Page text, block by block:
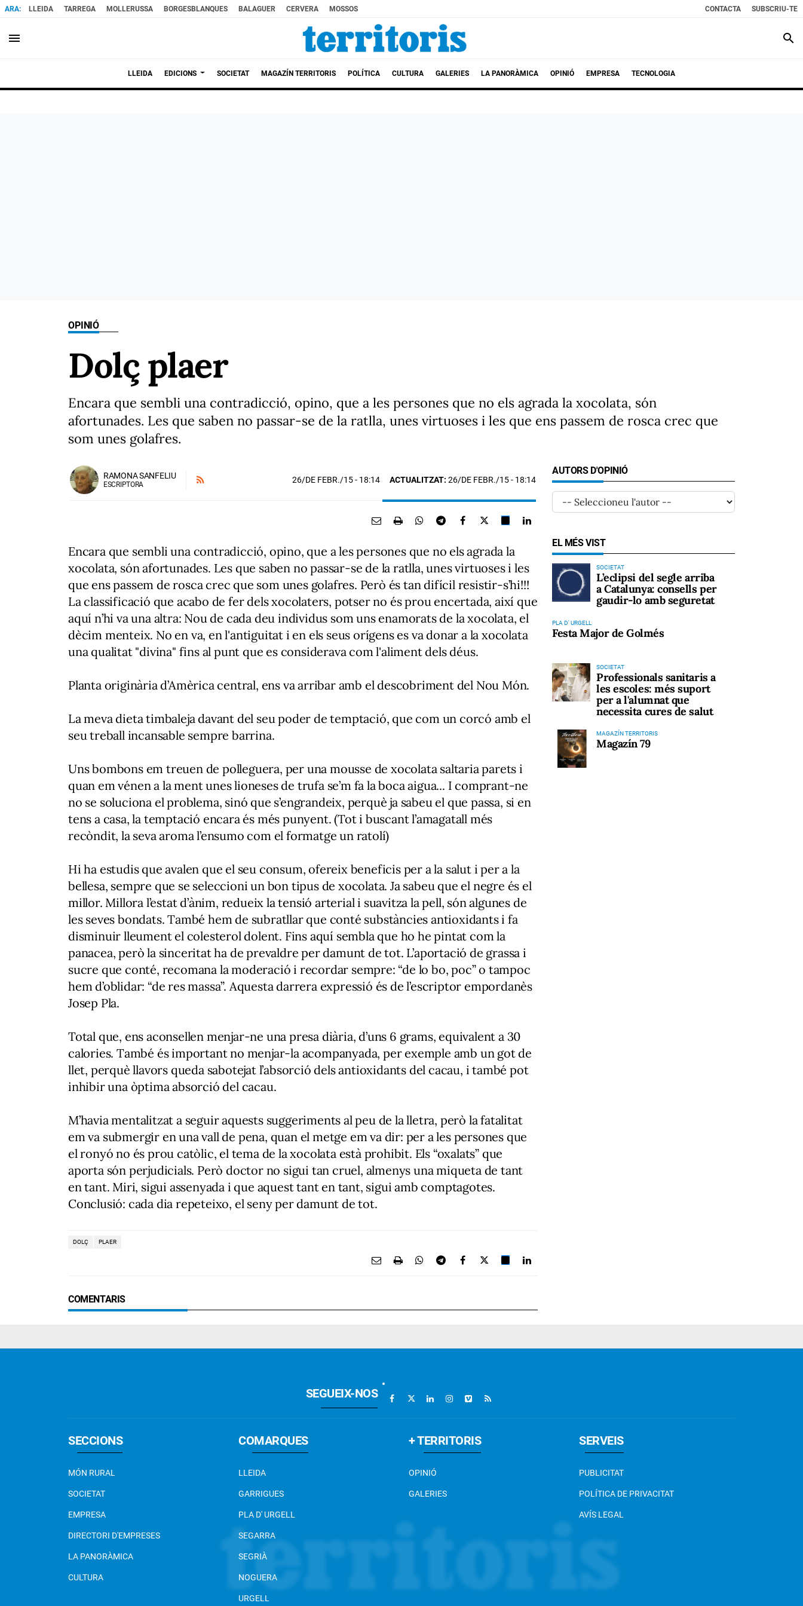
LLEIDA TARREGA MOLLERUSSA BORGESBLANQUES BALAGUER CERVERA MOSSOS CONTACTA SUBSCRIU-TE
menu search
LLEIDA EDICIONS SOCIETAT MAGAZÍN TERRITORIS POLÍTICA CULTURA GALERIES LA PANORÀMICA OPINIÓ EMPRESA TECNOLOGIA
OPINIÓ
Dolç plaer
Encara que sembli una contradicció, opino, que a les persones que no els agrada la xocolata, són
afortunades. Les que saben no passar-se de la ratlla, unes virtuoses i les que ens passem de rosca crec que
som unes golafres.
RAMONA SANFELIU
ESCRIPTORA
26/DE FEBR./15- 18:14 ACTUALITZAT: 26/DE FEBR./15 - 18:14
Encara que sembli una contradicció, opino, que a les persones que no els agrada la
xocolata, són afortunades. Les que saben no passar-se de la ratlla, unes virtuoses i les
que ens passem de rosca crec que som unes golafres. Però és tan difícil resistir-s’hi!!!
La classificació que acabo de fer dels xocolaters, potser no és prou encertada, així que
aquí n’hi va una altra: Nou de cada deu individus som uns enamorats de la xocolata, el
dècim menteix. No en va, en l'antiguitat i en els seus orígens es va donar a la xocolata
una qualitat "divina" fins al punt que es considerava com l'aliment dels déus.
Planta originària d’Amèrica central, ens va arribar amb el descobriment del Nou Món.
La meva dieta timbaleja davant del seu poder de temptació, que com un corcó amb el
seu treball incansable sempre barrina.
Uns bombons em treuen de polleguera, per una mousse de xocolata saltaria parets i
quan em vénen a la ment unes lioneses de trufa se’m fa la boca aigua... I comprant-ne
no se soluciona el problema, sinó que s’engrandeix, perquè ja sabeu el que passa, si en
tens a casa, la temptació encara és més punyent. (Tot i buscant l’amagatall més
recòndit, la seva aroma l’ensumo com el formatge un ratolí)
Hi ha estudis que avalen que el seu consum, ofereix beneficis per a la salut i per a la
bellesa, sempre que se seleccioni un bon tipus de xocolata. Ja sabeu que el negre és el
millor. Millora l’estat d’ànim, redueix la tensió arterial i suavitza la pell, són algunes de
les seves bondats. També hem de subratllar que conté substàncies antioxidants i fa
disminuir lleument el colesterol dolent. Fins aquí sembla que ho he pintat com la
panacea, però la sinceritat ha de prevaldre per damunt de tot. L’aportació de grassa i
sucre que conté, recomana la moderació i recordar sempre: “de lo bo, poc” o tampoc
hem d’oblidar: “de res massa”. Aquesta darrera expressió és de l’escriptor empordanès
Josep Pla.
Total que, ens aconsellen menjar-ne una presa diària, d’uns 6 grams, equivalent a 30
calories. També és important no menjar-la acompanyada, per exemple amb un got de
llet, perquè llavors queda sabotejat l’absorció dels antioxidants del cacau, i també pot
inhibir una òptima absorció del cacau.
M’havia mentalitzat a seguir aquests suggeriments al peu de la lletra, però la fatalitat
em va submergir en una vall de pena, quan el metge em va dir: per a les persones que
el ronyó no és prou catòlic, el tema de la xocolata està prohibit. Els “oxalats” que
aporta són perjudicials. Però doctor no sigui tan cruel, almenys una miqueta de tant
en tant. Miri, sigui assenyada i que aquest tant en tant, sigui amb comptagotes.
Conclusió: cada dia repeteixo, el seny per damunt de tot.
DOLÇ PLAER
COMENTARIS
AUTORS D'OPINIÓ
EL MÉS VIST
SOCIETAT
L’eclipsi del segle arriba
a Catalunya: consells per
gaudir-lo amb seguretat
PLA D' URGELL
Festa Major de Golmés
SOCIETAT
Professionals sanitaris a
les escoles: més suport
per a l'alumnat que
necessita cures de salut
MAGAZÍN TERRITORIS
Magazín 79
SEGUEIX-NOS
SECCIONS
MÓN RURAL
SOCIETAT
EMPRESA
DIRECTORI D'EMPRESES
LA PANORÀMICA
CULTURA
COMARQUES
LLEIDA
GARRIGUES
PLA D' URGELL
SEGARRA
SEGRIÀ
NOGUERA
URGELL
+ TERRITORIS
OPINIÓ
GALERIES
SERVEIS
PUBLICITAT
POLÍTICA DE PRIVACITAT
AVÍS LEGAL